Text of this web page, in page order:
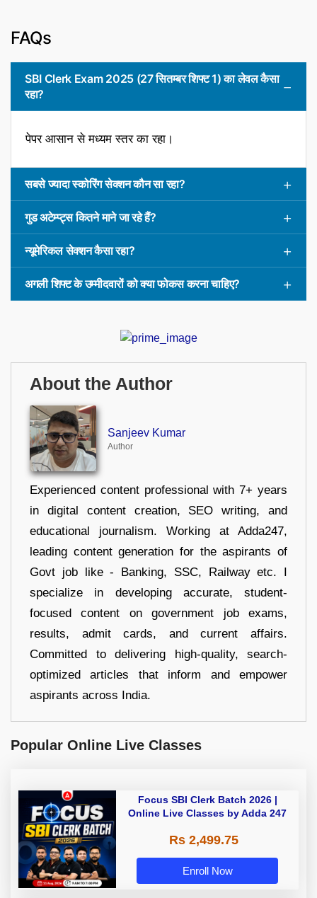
FAQs
SBI Clerk Exam 2025 (27 सितम्बर शिफ्ट 1) का लेवल कैसा
रहा?
पेपर आसान से मध्यम स्तर का रहा।
सबसे ज्यादा स्कोरिंग सेक्शन कौन सा रहा?
गुड अटेम्प्ट्स कितने माने जा रहे हैं?
न्यूमेरिकल सेक्शन कैसा रहा?
अगली शिफ्ट के उम्मीदवारों को क्या फोकस करना चाहिए?
About the Author
Sanjeev Kumar
Author
Experienced content professional with 7+ years
in digital content creation, SEO writing, and
educational journalism. Working at Adda247,
leading content generation for the aspirants of
Govt job like - Banking, SSC, Railway etc. I
specialize in developing accurate, student-
focused content on government job exams,
results, admit cards, and current affairs.
Committed to delivering high-quality, search-
optimized articles that inform and empower
aspirants across India.
Popular Online Live Classes
Focus SBI Clerk Batch 2026 |
Online Live Classes by Adda 247
Rs 2,499.75
Enroll Now